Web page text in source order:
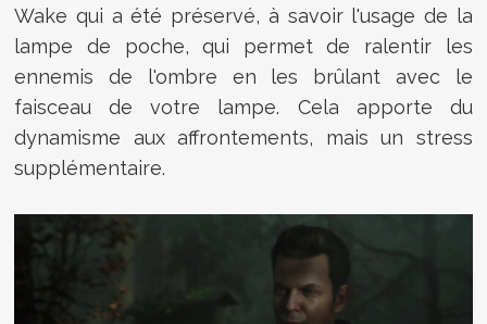
Wake qui a été préservé, à savoir l'usage de la
lampe de poche, qui permet de ralentir les
ennemis de l'ombre en les brûlant avec le
faisceau de votre lampe. Cela apporte du
dynamisme aux affrontements, mais un stress
supplémentaire.